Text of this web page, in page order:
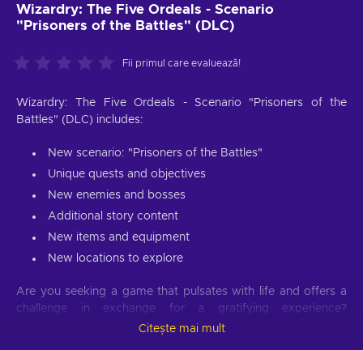
Wizardry: The Five Ordeals - Scenario
"Prisoners of the Battles" (DLC)
Fii primul care evaluează!
Wizardry: The Five Ordeals - Scenario "Prisoners of the
Battles" (DLC) includes:
New scenario: "Prisoners of the Battles"
Unique quests and objectives
New enemies and bosses
Additional story content
New items and equipment
New locations to explore
Are you seeking a game that pulsates with life and offers a
challenge in exchange for a gratifying experience?
Developers from 59 Studio and the globally famous
Citește mai mult